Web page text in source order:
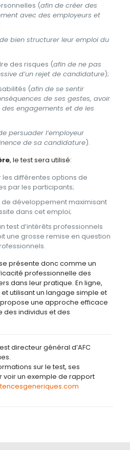
(afin de créer des
avec des employeurs et
bien structurer leur emploi du
des risques (afin de ne pas
d’un rejet de candidature);
(afin de se sentir
de ses gestes, avoir
engagements et de les
persuader l’employeur
de sa candidature).
, le test sera utilisé:
différentes options de
par les participants;
de développement maximisant
dans cet emploi;
test d’intérêts professionnels
une grosse remise en question
présente donc comme un
professionnelle des
dans leur pratique. En ligne,
utilisant un langage simple et
une approche efficace
des individus et des
directeur général d’AFC
sur le test, ses
un exemple de rapport